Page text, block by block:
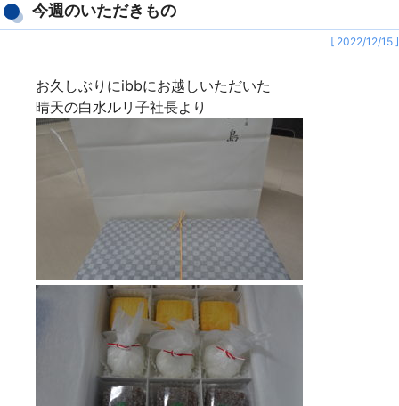
今週のいただきもの
[ 2022/12/15 ]
お久しぶりにibbにお越しいただいた
晴天の白水ルリ子社長より